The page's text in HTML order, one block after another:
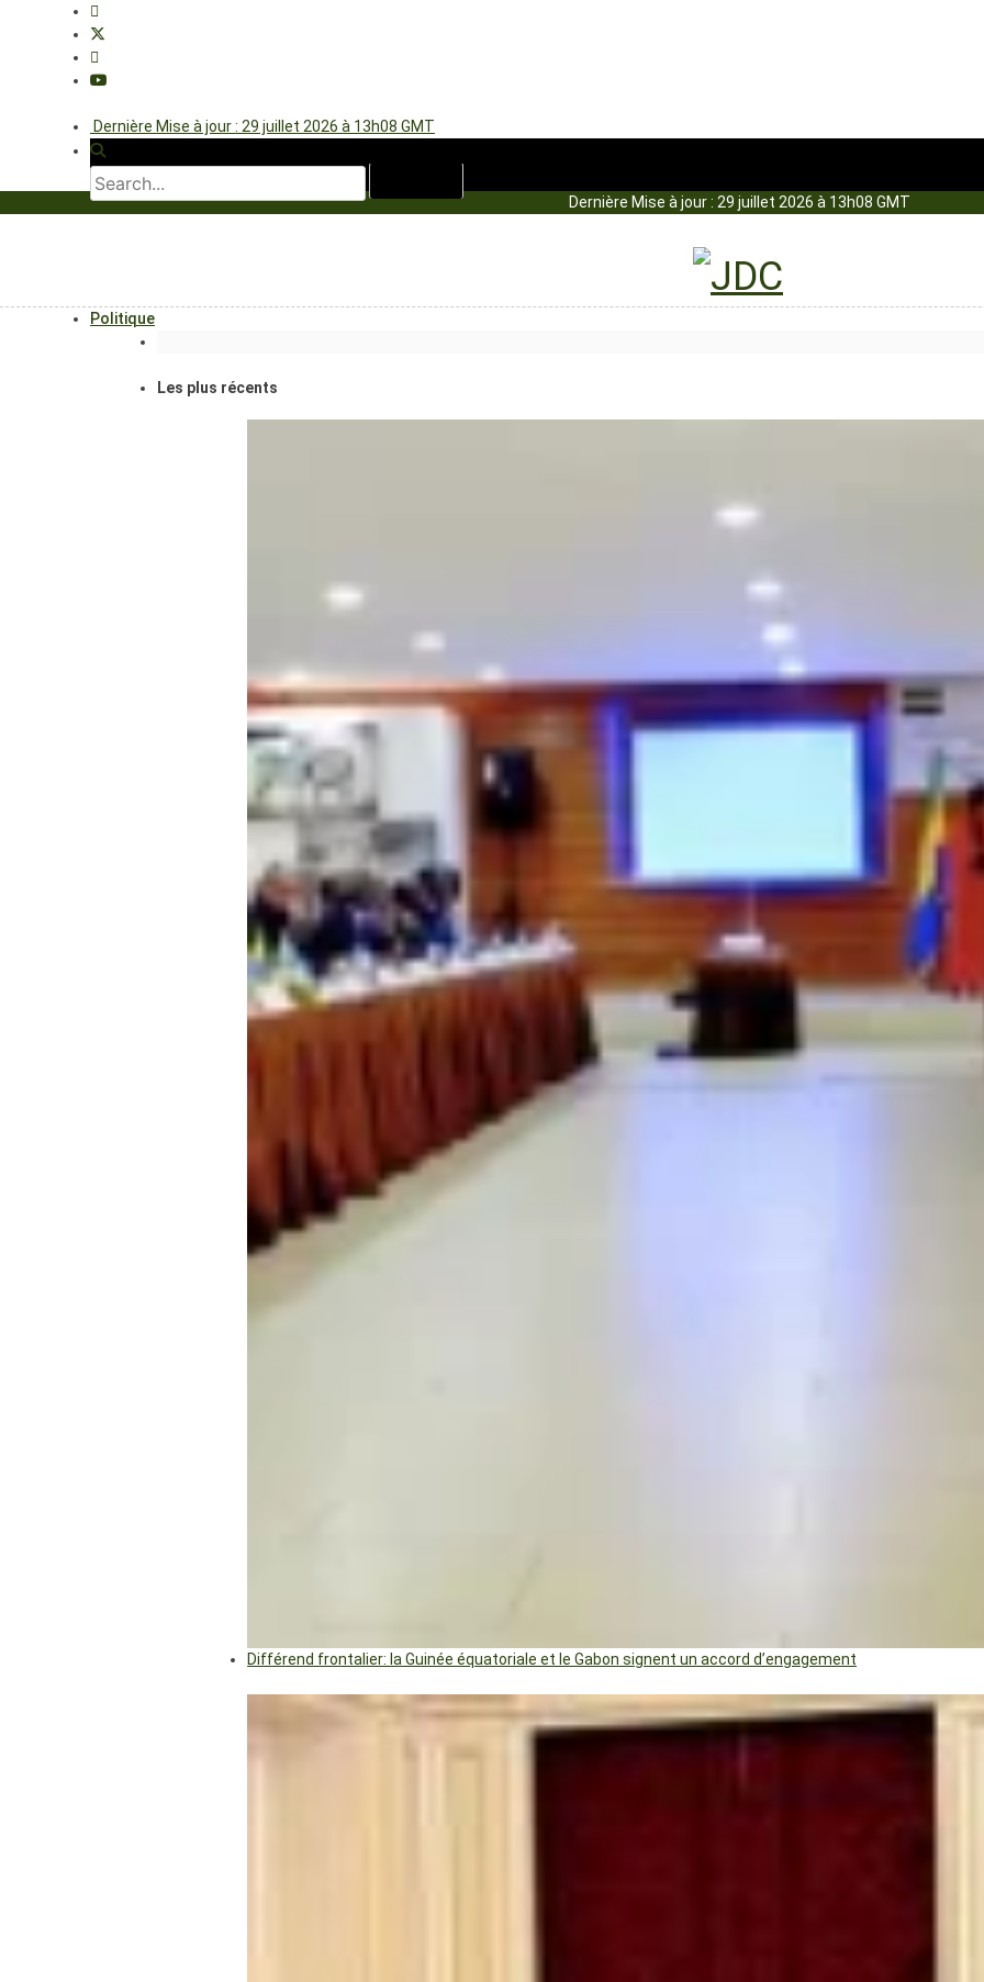
Dernière Mise à jour : 29 juillet 2026 à 13h08 GMT
Dernière Mise à jour : 29 juillet 2026 à 13h08 GMT
Politique
Les plus récents
Différend frontalier: la Guinée équatoriale et le Gabon signent un accord d’engagement